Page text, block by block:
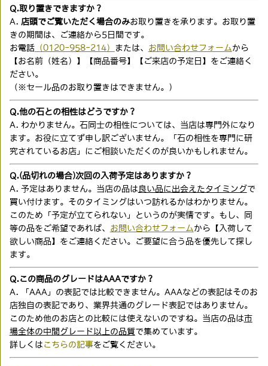
Q.取り置きできますか？
A. 店頭でご覧いただく場合のみお取り置きを承ります。お取り置
きの期間は、ご連絡から5日間です。
お電話（0120-958-214） または、 お問い合わせフォーム から
【お名前（姓名）】【商品番号】【ご来店の予定日】をご連絡く
ださい。
（※セール品のお取り置きはできません。）
Q.他の石との相性はどうですか？
A. わかりません。石同士の相性については、当店は専門外になり
ます。お役に立てず申し訳ございません。「石の相性を専門に研
究されているお店」にご相談いただくのが良いかもしれません。
Q.(品切れの場合)次回の入荷予定はありますか？
A. 予定はありません。当店の品は 良い品に出会えたタイミングで
買い付けます。そのタイミングはいつ訪れるかはわかりません。
このため「予定が立てられない」というのが実情です。もし、同
等の品をご希望であれば、 お問い合わせフォーム から【入荷して
欲しい商品】をご連絡ください。ご要望に合う品を優先して探し
ます。
Q.この商品のグレードはAAAですか？
A. 「AAA」の表記では比較できません。AAAなどの表記はそのお
店独自の表記であり、業界共通のグレード表記ではありません。
このため他のお店との比較には使えないのですね。当店の品は市
場全体の中間グレード以上の品質で集めています。
詳しくは こちらの記事をご覧ください。